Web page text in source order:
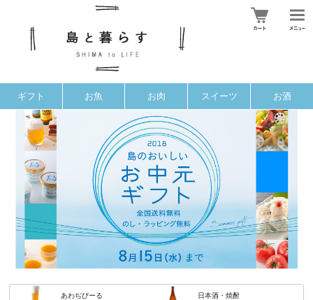
ギフト お魚 お肉 スイーツ お酒
あわぢびーる 日本酒・焼酎